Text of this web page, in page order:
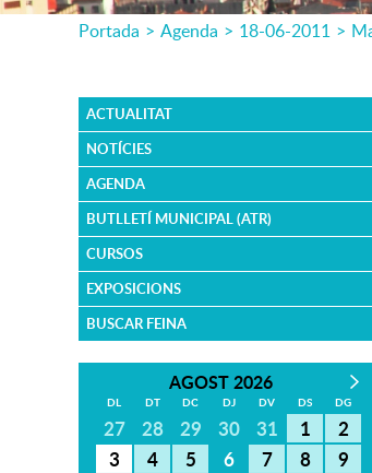
Portada > Agenda > 18-06-2011 >
ACTUALITAT
NOTÍCIES
AGENDA
BUTLLETÍ MUNICIPAL (ATR)
CURSOS
EXPOSICIONS
BUSCAR FEINA
AGOST 2026
DL DT DC DJ DV DS DG
27 28 29 30 31 1
2
3
4 5 6 7 8
9